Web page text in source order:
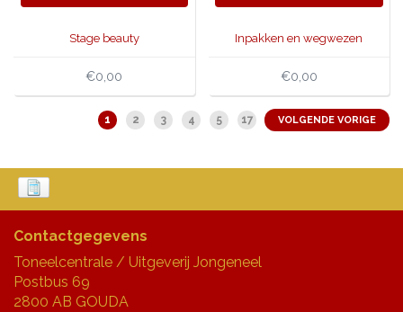
Stage beauty
€0,00
Inpakken en wegwezen
€0,00
1 2 3 4 5 17 VOLGENDE VORIGE
Contactgegevens
Toneelcentrale / Uitgeverij Jongeneel
Postbus 69
2800 AB GOUDA